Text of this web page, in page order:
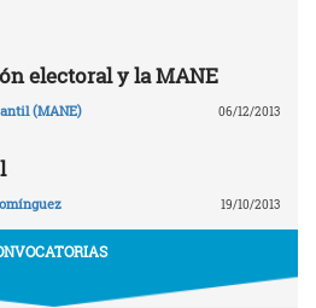
electoral y la MANE
(MANE) 06/12/2013
19/10/2013